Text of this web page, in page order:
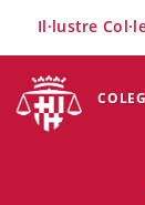
Il·lustre